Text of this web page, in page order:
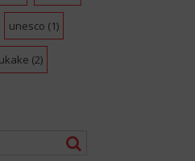
unesco (1)
(2)